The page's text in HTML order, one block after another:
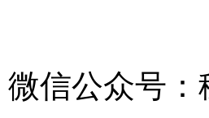
微信公众号